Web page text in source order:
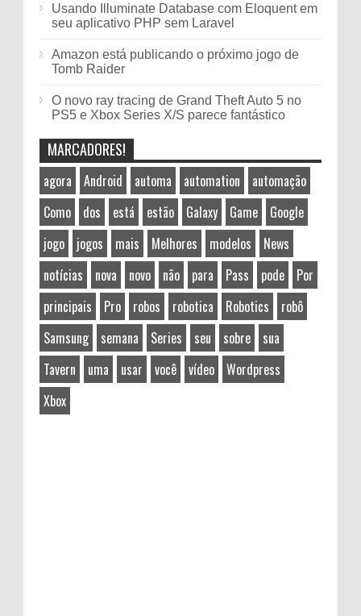
Usando Illuminate Database com Eloquent em
seu aplicativo PHP sem Laravel
Amazon está publicando o próximo jogo de
Tomb Raider
O novo ray tracing de Grand Theft Auto 5 no
PS5 e Xbox Series X/S parece fantástico
MARCADORES!
agora Android automa automation
automação
Como
dos está estão Galaxy Game
Google
jogo
jogos mais Melhores modelos
News
notícias
nova novo não para Pass pode
Por
principais
Pro robos robotica Robotics
robô
Samsung
semana Series seu sobre
sua
Tavern
uma usar você vídeo
Wordpress
Xbox